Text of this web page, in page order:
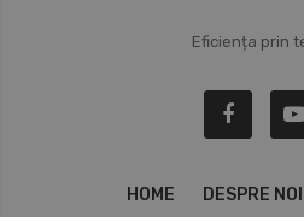
Eficiența prin
HOME DESPRE NOI